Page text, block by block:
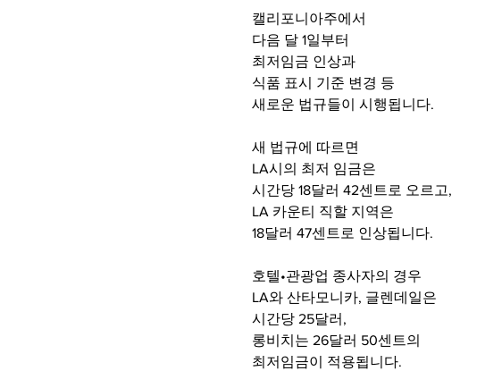
캘리포니아주에서
다음 달 1일부터
최저임금 인상과
식품 표시 기준 변경 등
새로운 법규들이 시행됩니다.
새 법규에 따르면
LA시의 최저 임금은
시간당 18달러 42센트로 오르고,
LA 카운티 직할 지역은
18달러 47센트로 인상됩니다.
호텔•관광업 종사자의 경우
LA와 산타모니카, 글렌데일은
시간당 25달러,
롱비치는 26달러 50센트의
최저임금이 적용됩니다.